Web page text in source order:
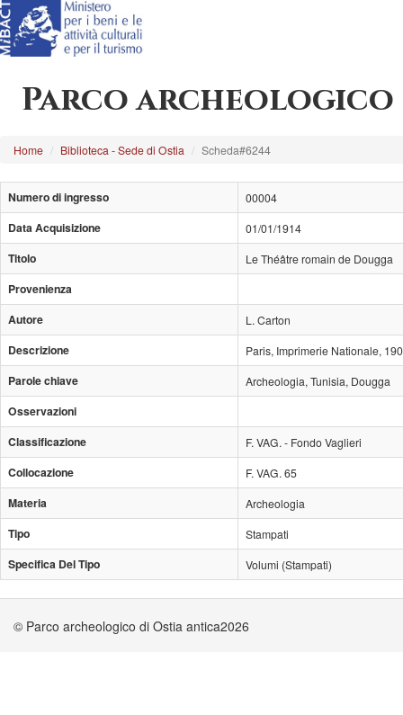
Parco
Home Biblioteca - Sede di Ostia Scheda#6244
Numero di ingresso 00004
Data Acquisizione 01/01/1914
Titolo Le Théâtre romain de Dougga
Provenienza
Autore
L. Carton
Descrizione Paris, Imprimerie Nationale,
Parole chiave Archeologia, Tunisia, Dougga
Osservazioni
Classificazione
F. VAG. - Fondo Vaglieri
Collocazione F. VAG. 65
Materia Archeologia
Tipo Stampati
Specifica Del Tipo Volumi (Stampati)
© Parco archeologico di Ostia antica2026